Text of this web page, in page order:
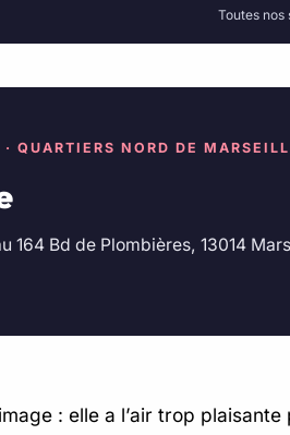
Toutes nos
QUARTIERS NORD DE
Bd de Plombières, 13014
: elle a l’air trop